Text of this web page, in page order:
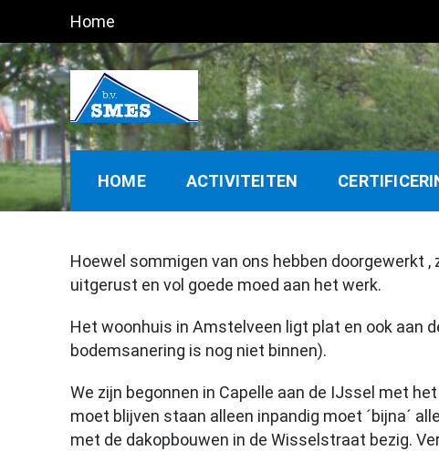
de
inhoud
Home
HOME ACTIVITEITEN
Hoewel sommigen van ons hebben doorgewerkt
uitgerust en vol goede moed aan het werk.
Het woonhuis in Amstelveen ligt plat en ook aan
bodemsanering is nog niet binnen).
We zijn begonnen in Capelle aan de IJssel met
moet blijven staan alleen inpandig moet ´bijna´
met de dakopbouwen in de Wisselstraat bezig.